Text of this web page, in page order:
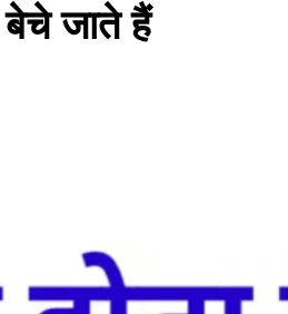
जाते हैं